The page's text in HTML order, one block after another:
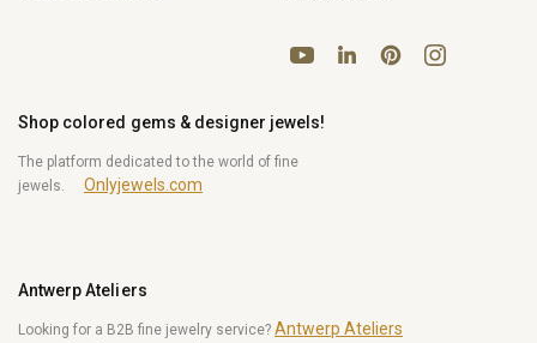
Shop colored gems & designer jewels!
The platform dedicated to the world of fine
jewels.
Onlyjewels.com
Antwerp Ateliers
Looking for a B2B fine jewelry service? Antwerp Ateliers
YouTubeLinkedInPinterestInstagram